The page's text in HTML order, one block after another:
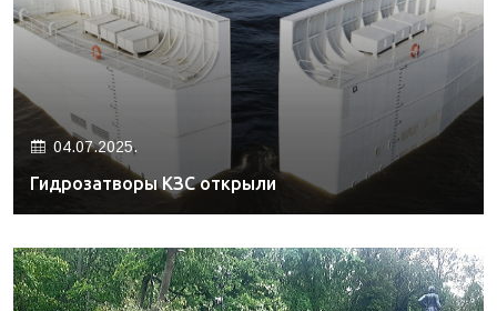
04.07.2025.
Гидрозатворы КЗС открыли